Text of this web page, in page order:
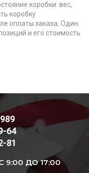
коробки: вес,
коробку
оплаты заказа. Один
и его стоимость
64
81
9:00 ДО 17:00